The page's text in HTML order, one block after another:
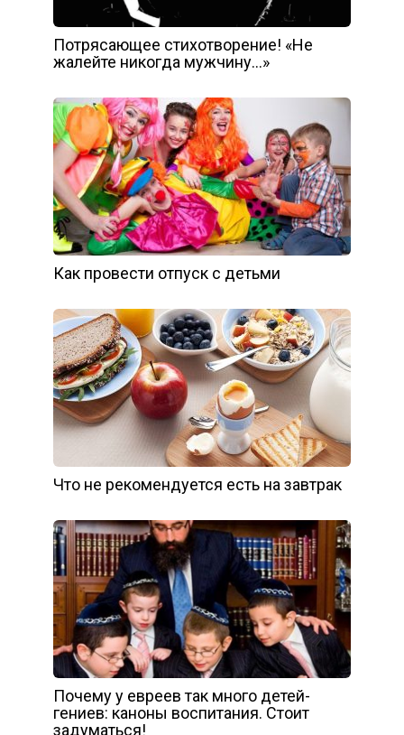
Потрясающее стихотворение! «Не
жалейте никогда мужчину…»
Как провести отпуск с детьми
Что не рекомендуется есть на завтрак
Почему у евреев так много детей-
гениев: каноны воспитания. Стоит
задуматься!